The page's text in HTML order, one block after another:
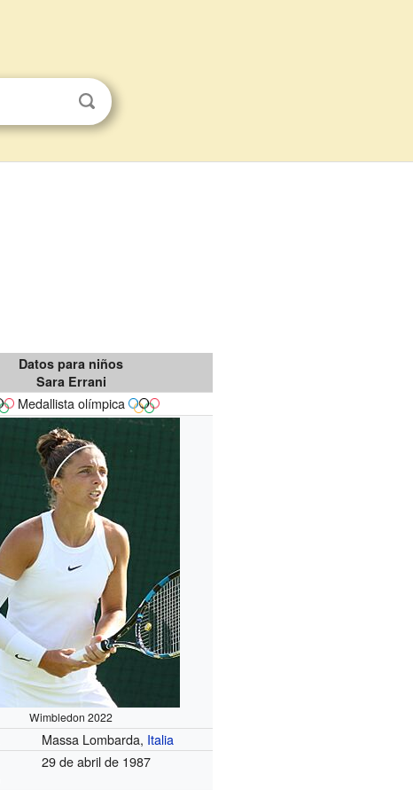
Datos para niños
Sara Errani
Medallista olímpica
Wimbledon 2022
Massa Lombarda, Italia
29 de abril de 1987